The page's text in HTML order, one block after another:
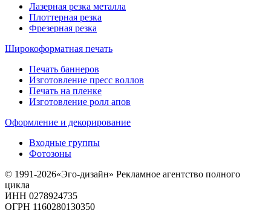
Лазерная резка металла
Плоттерная резка
Фрезерная резка
Широкоформатная печать
Печать баннеров
Изготовление пресс воллов
Печать на пленке
Изготовление ролл апов
Оформление и декорирование
Входные группы
Фотозоны
© 1991-2026«Эго-дизайн» Рекламное агентство полного
цикла
ИНН 0278924735
ОГРН 1160280130350